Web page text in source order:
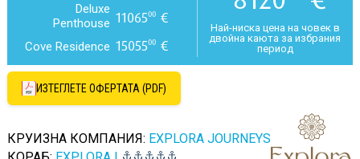
Deluxe
Penthouse 1106500€
Cove Residence 1505500€
Най-ниска цена на човек в
двойна каюта за избрания
период
ИЗТЕГЛЕТЕ ОФЕРТАТА (PDF)
КРУИЗНА КОМПАНИЯ: EXPLORA JOURNEYS